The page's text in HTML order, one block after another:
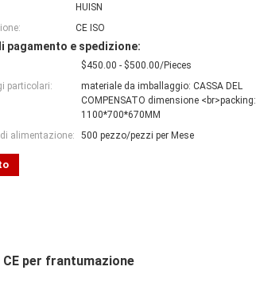
HUISN
CE ISO
pagamento e spedizione:
$450.00 - $500.00/Pieces
particolari:
materiale da imballaggio: CASSA DEL
COMPENSATO dimensione <br>packing:
1100*700*670MM
alimentazione:
500 pezzo/pezzi per Mese
per frantumazione